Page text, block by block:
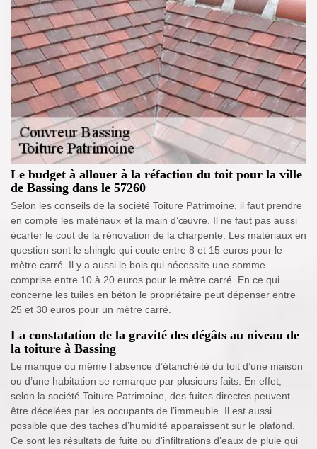
Le budget à allouer à la réfaction du toit pour la ville
de Bassing dans le 57260
Selon les conseils de la société Toiture Patrimoine, il faut prendre
en compte les matériaux et la main d’œuvre. Il ne faut pas aussi
écarter le cout de la rénovation de la charpente. Les matériaux en
question sont le shingle qui coute entre 8 et 15 euros pour le
mètre carré. Il y a aussi le bois qui nécessite une somme
comprise entre 10 à 20 euros pour le mètre carré. En ce qui
concerne les tuiles en béton le propriétaire peut dépenser entre
25 et 30 euros pour un mètre carré.
La constatation de la gravité des dégâts au niveau de
la toiture à Bassing
Le manque ou même l’absence d’étanchéité du toit d’une maison
ou d’une habitation se remarque par plusieurs faits. En effet,
selon la société Toiture Patrimoine, des fuites directes peuvent
être décelées par les occupants de l’immeuble. Il est aussi
possible que des taches d’humidité apparaissent sur le plafond.
Ce sont les résultats de fuite ou d’infiltrations d’eaux de pluie qui